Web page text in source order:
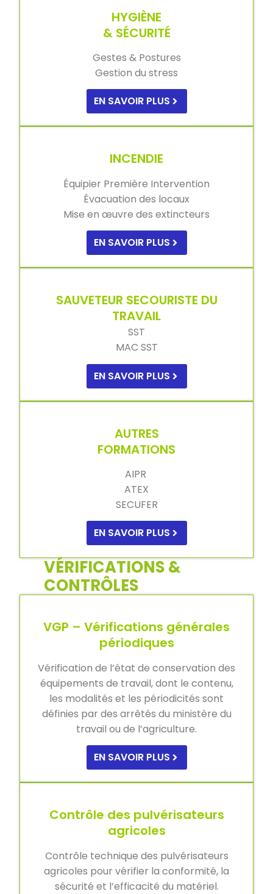
HYGIÈNE
& SÉCURITÉ
Gestes & Postures
Gestion du stress
EN SAVOIR PLUS
INCENDIE
Équipier Première Intervention
Évacuation des locaux
Mise en œuvre des extincteurs
EN SAVOIR PLUS
SAUVETEUR SECOURISTE DU
TRAVAIL
SST
MAC SST
EN SAVOIR PLUS
AUTRES
FORMATIONS
AIPR
ATEX
SECUFER
EN SAVOIR PLUS
VÉRIFICATIONS &
CONTRÔLES
VGP – Vérifications générales
périodiques
Vérification de l’état de conservation des
équipements de travail, dont le contenu,
les modalités et les périodicités sont
définies par des arrêtés du ministère du
travail ou de l’agriculture.
EN SAVOIR PLUS
Contrôle des pulvérisateurs
agricoles
Contrôle technique des pulvérisateurs
agricoles pour vérifier la conformité, la
sécurité et l’efficacité du matériel.